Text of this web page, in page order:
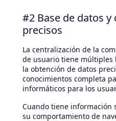
#2 Base de datos
precisos
La centralización de la
de usuario tiene múltiples
la obtención de datos
conocimientos completa
informáticos para los
Cuando tiene información
su comportamiento de